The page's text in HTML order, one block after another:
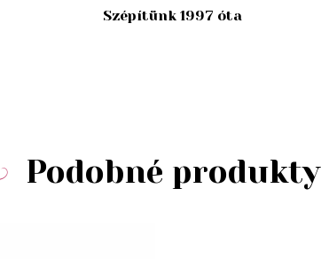
Szépítünk 1997 óta
Podobné produkty